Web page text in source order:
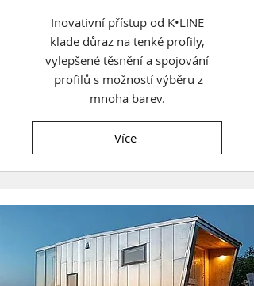
Inovativní přístup od K•LINE
klade důraz na tenké profily,
vylepšené těsnění a spojování
profilů s možností výběru z
mnoha barev.
Více